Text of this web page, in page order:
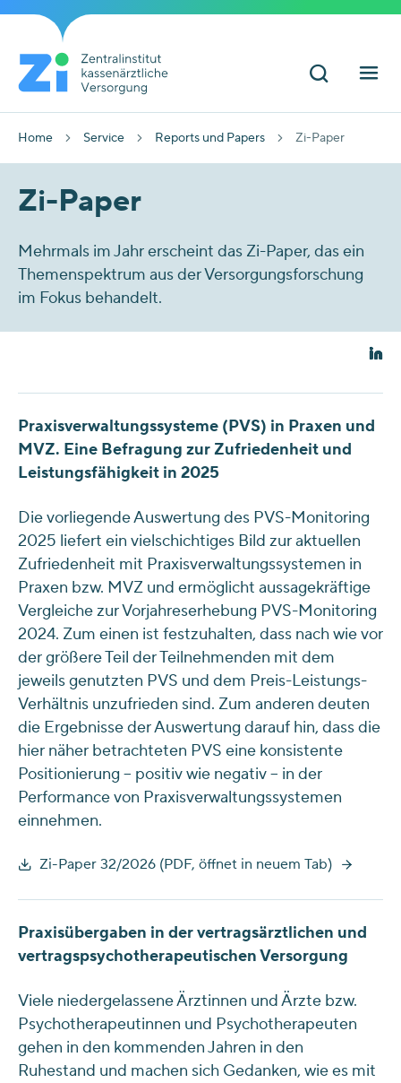
Home Service Reports und Papers Zi-Paper
Zi-Paper
Mehrmals im Jahr erscheint das Zi-Paper, das ein
Themenspektrum aus der Versorgungsforschung
im Fokus behandelt.
Praxisverwaltungssysteme (PVS) in Praxen und
MVZ. Eine Befragung zur Zufriedenheit und
Leistungsfähigkeit in 2025
Die vorliegende Auswertung des PVS-Monitoring
2025 liefert ein vielschichtiges Bild zur aktuellen
Zufriedenheit mit Praxisverwaltungssystemen in
Praxen bzw. MVZ und ermöglicht aussagekräftige
Vergleiche zur Vorjahreserhebung PVS-Monitoring
2024. Zum einen ist festzuhalten, dass nach wie vor
der größere Teil der Teilnehmenden mit dem
jeweils genutzten PVS und dem Preis-Leistungs-
Verhältnis unzufrieden sind. Zum anderen deuten
die Ergebnisse der Auswertung darauf hin, dass die
hier näher betrachteten PVS eine konsistente
Positionierung – positiv wie negativ – in der
Performance von Praxisverwaltungssystemen
einnehmen.
Zi-Paper 32/2026 (PDF, öffnet in neuem Tab)
Praxisübergaben in der vertragsärztlichen und
vertragspsychotherapeutischen Versorgung
Viele niedergelassene Ärztinnen und Ärzte bzw.
Psychotherapeutinnen und Psychotherapeuten
gehen in den kommenden Jahren in den
Ruhestand und machen sich Gedanken, wie es mit